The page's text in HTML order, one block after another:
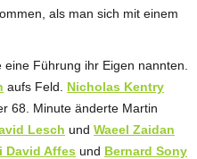
als man sich mit einem
Führung ihr Eigen nannten.
aufs Feld. Nicholas Kentry
68. Minute änderte Martin
Lesch und Waeel Zaidan
David Affes und Bernard Sony